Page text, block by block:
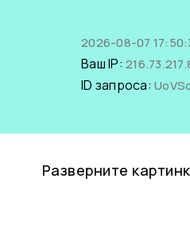
2026-08-07
Ваш IP:
ID запроса:
Разверните